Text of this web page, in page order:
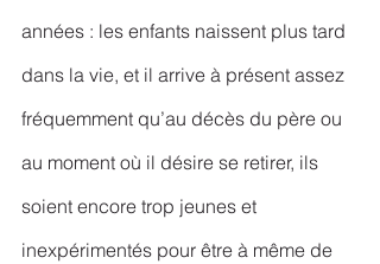
années : les enfants naissent plus tard
dans la vie, et il arrive à présent assez
fréquemment qu’au décès du père ou
au moment où il désire se retirer, ils
soient encore trop jeunes et
inexpérimentés pour être à même de